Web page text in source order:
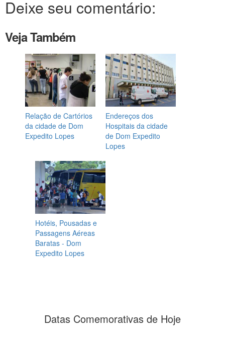
Deixe seu comentário:
Veja Também
Relação de Cartórios
da cidade de Dom
Expedito Lopes
Endereços dos
Hospitais da cidade
de Dom Expedito
Lopes
Hotéis, Pousadas e
Passagens Aéreas
Baratas - Dom
Expedito Lopes
Datas Comemorativas de Hoje